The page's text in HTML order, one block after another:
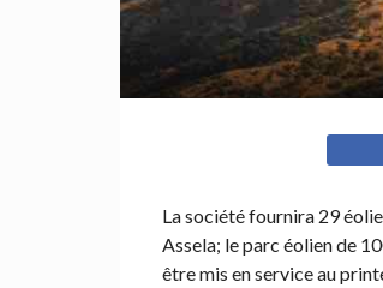
La société fournira 29
Assela; le parc éolien de
être mis en service au